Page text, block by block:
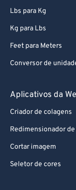
Lbs para Kg
Kg para Lbs
Feet para Meters
Conversor de
Aplicativos da
Criador de colagens
Redimensionador
Cortar imagem
Seletor de cores